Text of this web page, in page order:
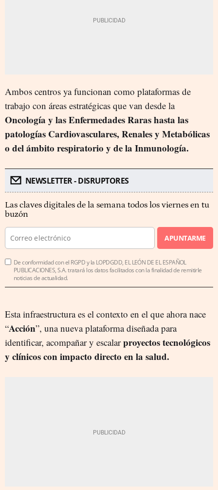
Ambos centros ya funcionan como plataformas de
trabajo con áreas estratégicas que van desde la
Oncología y las Enfermedades Raras hasta las
patologías Cardiovasculares, Renales y Metabólicas
o del ámbito respiratorio y de la Inmunología.
NEWSLETTER - DISRUPTORES
Las claves digitales de la semana todos los viernes en tu
buzón
APUNTARME
De conformidad con el RGPD y la LOPDGDD, EL LEÓN DE EL ESPAÑOL
PUBLICACIONES, S.A. tratará los datos facilitados con la finalidad de remitirle
noticias de actualidad.
Esta infraestructura es el contexto en el que ahora nace
“Acción”, una nueva plataforma diseñada para
identificar, acompañar y escalarproyectos tecnológicos
y clínicos con impacto directo en la salud.